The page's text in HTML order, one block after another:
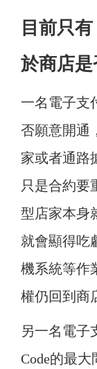
目前只
於商店
一名電子支
否願意開通
家或者通路
只是合約要
型店家本身
就會顯得吃
機系統等作
權仍回到商
另一名電子
Code的最